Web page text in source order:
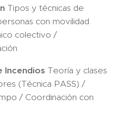
Tipos y técnicas de
con movilidad
colectivo /
Incendios Teoría y clases
(Técnica PASS) /
/ Coordinación con